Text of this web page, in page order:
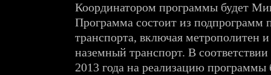
Координатором программы будет
Программа состоит из подпрограмм
транспорта, включая метрополитен
наземный транспорт. В
2013 года на реализацию программы